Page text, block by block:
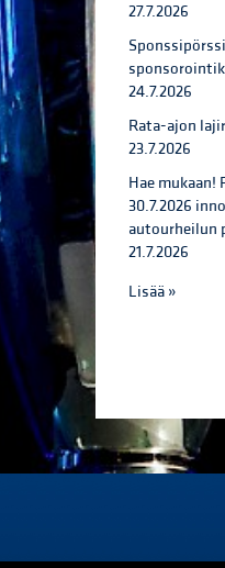
27.7.2026
24.7.2026
Rata-ajon
23.7.2026
Hae mukaan!
30.7.2026
autourheilun
21.7.2026
Lisää »